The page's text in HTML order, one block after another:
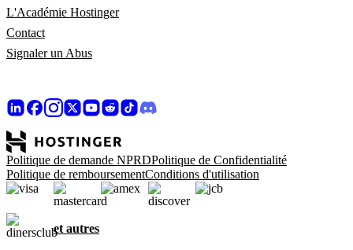
L'Académie Hostinger
Contact
Signaler un Abus
Politique de demande NPRDPolitique de Confidentialité
Politique de remboursementConditions d'utilisation
et autres